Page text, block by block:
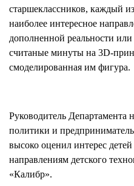
Москва,
СВАО,
ул.
9
Станция
Режим
работы
9:00
-
18:00
Пн-
старшеклассников, каждый
наиболее интересное
дополненной реальности
считаные минуты на 3D-
смоделированная им фигура.
Руководитель
политики и
высоко оценил интерес
направлениям детского
«Калибр».